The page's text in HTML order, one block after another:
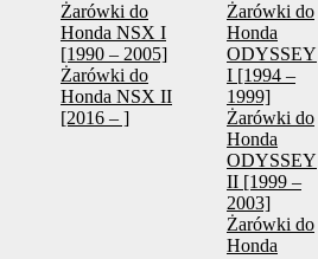
Żarówki do
Honda NSX I
[1990 – 2005]
Żarówki do
Honda NSX II
[2016 – ]
Żarówki do
Honda
ODYSSEY
I [1994 –
1999]
Żarówki do
Honda
ODYSSEY
II [1999 –
2003]
Żarówki do
Honda